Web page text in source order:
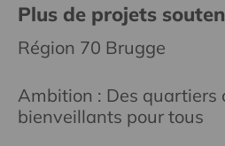
Plus de projets
Région 70 Brugge
Ambition : Des quartiers
bienveillants pour tous